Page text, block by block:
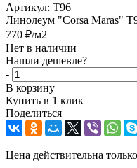
Артикул: T96
Линолеум "Corsa Maras"
770 ₽/м2
Нет в наличии
Нашли дешевле?
-
В корзину
Купить в 1 клик
Поделиться
Цена действительна